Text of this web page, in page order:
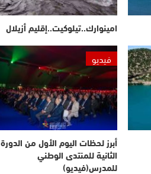
امينوارك..تيلوكيت..إقليم أزيلال
فيديو
أبرز لحظات اليوم الأول من الدورة
الثانية للمنتدى الوطني
للمدرس(فيديو)